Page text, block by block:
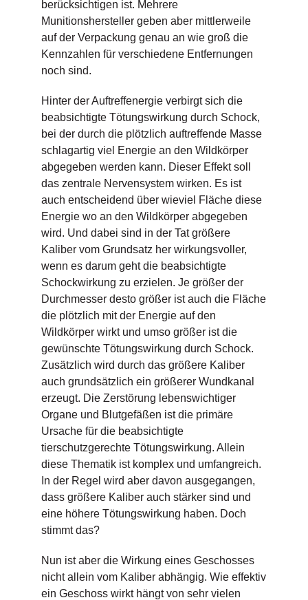
berücksichtigen ist. Mehrere
Munitionshersteller geben aber mittlerweile
auf der Verpackung genau an wie groß die
Kennzahlen für verschiedene Entfernungen
noch sind.
Hinter der Auftreffenergie verbirgt sich die
beabsichtigte Tötungswirkung durch Schock,
bei der durch die plötzlich auftreffende Masse
schlagartig viel Energie an den Wildkörper
abgegeben werden kann. Dieser Effekt soll
das zentrale Nervensystem wirken. Es ist
auch entscheidend über wieviel Fläche diese
Energie wo an den Wildkörper abgegeben
wird. Und dabei sind in der Tat größere
Kaliber vom Grundsatz her wirkungsvoller,
wenn es darum geht die beabsichtigte
Schockwirkung zu erzielen. Je größer der
Durchmesser desto größer ist auch die Fläche
die plötzlich mit der Energie auf den
Wildkörper wirkt und umso größer ist die
gewünschte Tötungswirkung durch Schock.
Zusätzlich wird durch das größere Kaliber
auch grundsätzlich ein größerer Wundkanal
erzeugt. Die Zerstörung lebenswichtiger
Organe und Blutgefäßen ist die primäre
Ursache für die beabsichtigte
tierschutzgerechte Tötungswirkung. Allein
diese Thematik ist komplex und umfangreich.
In der Regel wird aber davon ausgegangen,
dass größere Kaliber auch stärker sind und
eine höhere Tötungswirkung haben. Doch
stimmt das?
Nun ist aber die Wirkung eines Geschosses
nicht allein vom Kaliber abhängig. Wie effektiv
ein Geschoss wirkt hängt von sehr vielen